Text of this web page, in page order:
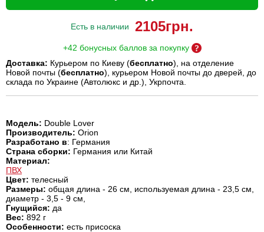
Есть в наличии 2105грн.
+42 бонусных баллов за покупку
Доставка: Курьером по Киеву (бесплатно), на отделение
Новой почты (бесплатно), курьером Новой почты до дверей, до
склада по Украине (Автолюкс и др.), Укрпочта.
Модель: Double Lover
Производитель: Orion
Разработано в: Германия
Страна сборки: Германия или Китай
Материал:
ПВХ
Цвет: телесный
Размеры: общая длина - 26 см, используемая длина - 23,5 см,
диаметр - 3,5 - 9 см,
Гнущийся: да
Вес: 892 г
Особенности: есть присоска